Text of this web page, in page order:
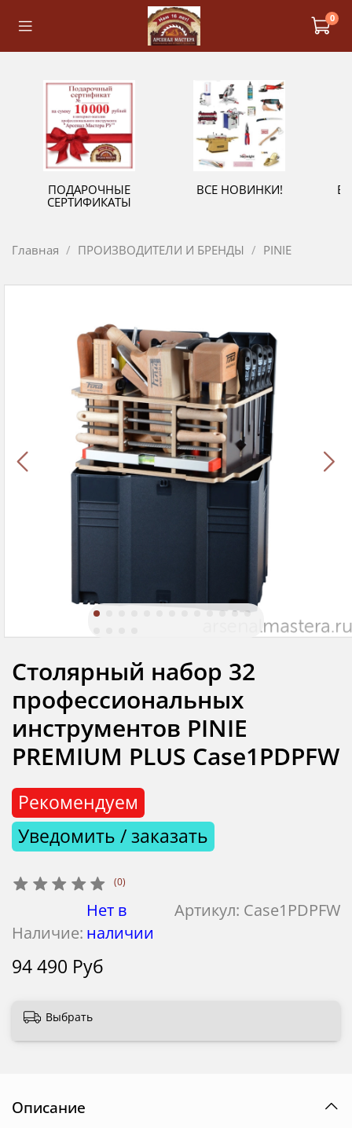
0
ПОДАРОЧНЫЕ
СЕРТИФИКАТЫ
ВСЕ НОВИНКИ!
Главная ПРОИЗВОДИТЕЛИ И БРЕНДЫ PINIE
(0)
Артикул: Case1PDPFW
Наличие:
Нет в
наличии
Рекомендуем
Уведомить / заказать
Столярный набор 32
профессиональных
инструментов PINIE
PREMIUM PLUS Case1PDPFW
94 490 Руб
Выбрать
Описание